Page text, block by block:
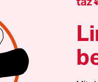
für die
des Landes
Jahr